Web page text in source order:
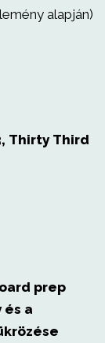
alapján)
Thirty Third
prep
a